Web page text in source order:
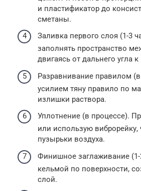
и пластификатор до
сметаны.
Заливка первого слоя (1-3
заполнять пространство
двигаясь от дальнего угла
Разравнивание правилом
усилием тяну правило по
излишки раствора.
Уплотнение (в процессе).
или использую виброрейку,
пузырьки воздуха.
Финишное заглаживание
кельмой по поверхности,
слой.